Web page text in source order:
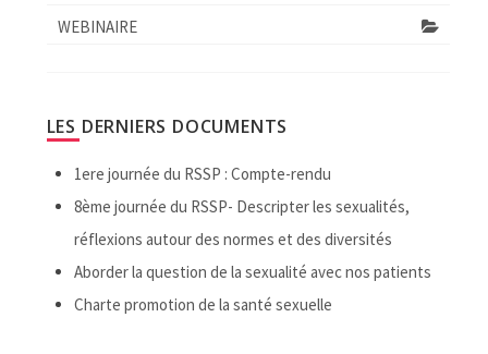
WEBINAIRE
LES DERNIERS DOCUMENTS
1ere journée du RSSP : Compte-rendu
8ème journée du RSSP- Descripter les sexualités,
réflexions autour des normes et des diversités
Aborder la question de la sexualité avec nos patients
Charte promotion de la santé sexuelle